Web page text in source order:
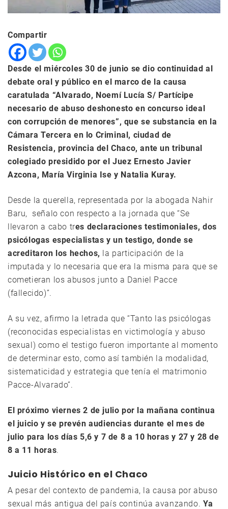
Compartir
Desde el miércoles 30 de junio se dio continuidad al
debate oral y público en el marco de la causa
caratulada “Alvarado, Noemí Lucía S/ Partícipe
necesario de abuso deshonesto en concurso ideal
con corrupción de menores”, que se substancia en la
Cámara Tercera en lo Criminal, ciudad de
Resistencia, provincia del Chaco, ante un tribunal
colegiado presidido por el Juez Ernesto Javier
Azcona, María Virginia Ise y Natalia Kuray.
Desde la querella, representada por la abogada Nahir
Baru, señalo con respecto a la jornada que “Se
llevaron a cabo tres declaraciones testimoniales, dos
psicólogas especialistas y un testigo, donde se
acreditaron los hechos, la participación de la
imputada y lo necesaria que era la misma para que se
cometieran los abusos junto a Daniel Pacce
(fallecido)”.
A su vez, afirmo la letrada que “Tanto las psicólogas
(reconocidas especialistas en victimología y abuso
sexual) como el testigo fueron importante al momento
de determinar esto, como así también la modalidad,
sistematicidad y estrategia que tenía el matrimonio
Pacce-Alvarado”.
El próximo viernes 2 de julio por la mañana continua
el juicio y se prevén audiencias durante el mes de
julio para los días 5,6 y 7 de 8 a 10 horas y 27 y 28 de
8 a 11 horas.
Juicio Histórico en el Chaco
A pesar del contexto de pandemia, la causa por abuso
sexual más antigua del país continúa avanzando. Ya